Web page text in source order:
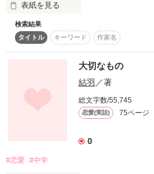
秋庭組若頭   秋庭弘翔(あきばひろと)
sadsukgcさま、レビューありがとう
ひめかさま、みかよさま、感想をあ
作品を読む
表紙を見る
どうして恋は、
こんなにも、難しいのかな…？
「私のことも、見てよ」
「沙和を好きになりたいって思った」
「なんつー顔してんだ、バカ」
市川沙和＜ｲﾁｶﾜｻﾜ＞
亜弥を好きな男の子
検索結果
タイトル
キーワード 作家名
大切なもの
結羽 ／著
総文字数/55,745
恋愛(実話) 75ページ
0
#恋愛 #中学